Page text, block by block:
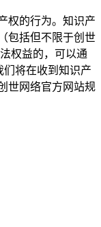
权的行为。知识产
包括但不限于创世
权益的，可以通
们将在收到知识产
世网络官方网站规